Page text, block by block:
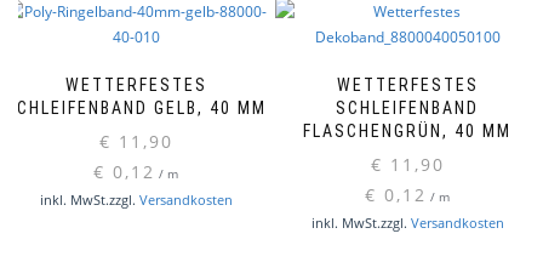
WETTERFESTES
SCHLEIFENBAND GELB, 40 MM
€ 11,90
€ 0,12 / m
inkl. MwSt.zzgl. Versandkosten
WETTERFESTES
SCHLEIFENBAND
FLASCHENGRÜN, 40 MM
€ 11,90
€ 0,12 / m
inkl. MwSt.zzgl. Versandkosten